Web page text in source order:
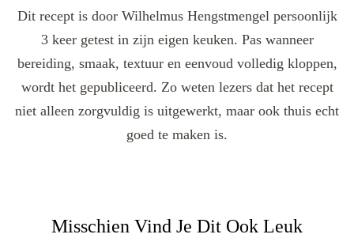
Dit recept is door Wilhelmus Hengstmengel persoonlijk
3 keer getest in zijn eigen keuken. Pas wanneer
bereiding, smaak, textuur en eenvoud volledig kloppen,
wordt het gepubliceerd. Zo weten lezers dat het recept
niet alleen zorgvuldig is uitgewerkt, maar ook thuis echt
goed te maken is.
Misschien Vind Je Dit Ook Leuk